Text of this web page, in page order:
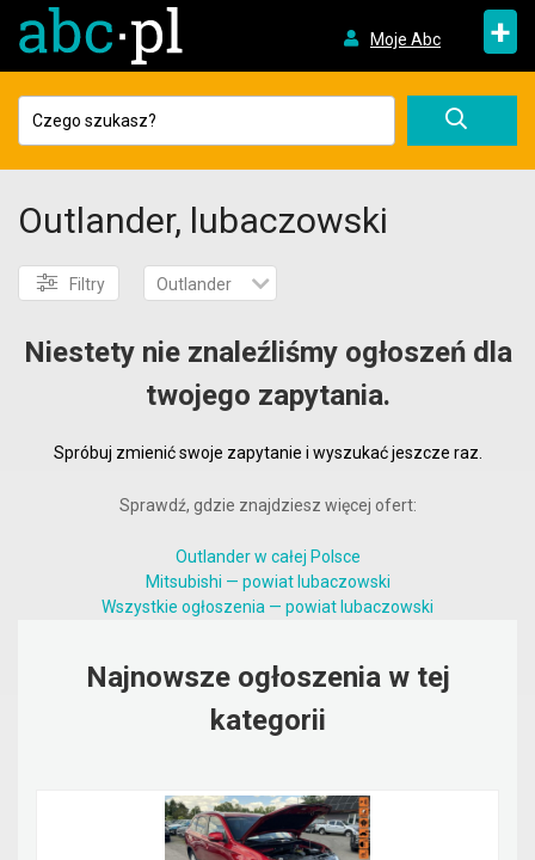
Moje Abc +
Outlander, lubaczowski
Filtry Outlander
Niestety nie znaleźliśmy ogłoszeń dla
twojego zapytania.
Spróbuj zmienić swoje zapytanie i wyszukać jeszcze raz.
Sprawdź, gdzie znajdziesz więcej ofert:
Outlander w całej Polsce
Mitsubishi — powiat lubaczowski
Wszystkie ogłoszenia — powiat lubaczowski
Najnowsze ogłoszenia w tej
kategorii